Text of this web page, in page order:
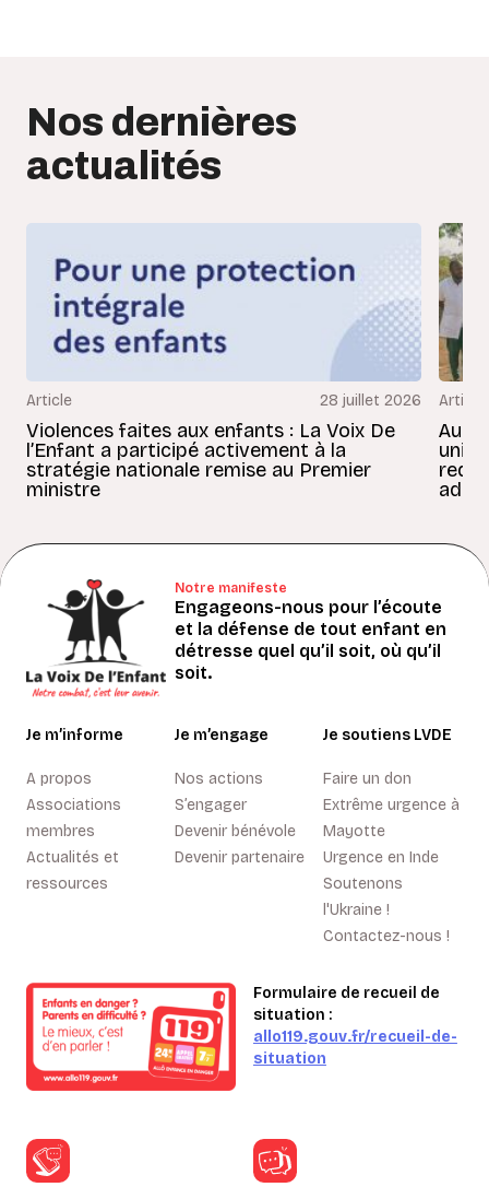
Nos dernières
actualités
Article 28 juillet 2026
Violences faites aux enfants : La Voix De
l’Enfant a participé activement à la
stratégie nationale remise au Premier
ministre
Article
Au
Notre manifeste
Engageons-nous pour l’écoute
et la défense de tout enfant en
détresse quel qu’il soit, où qu’il
soit.
Je m’informe
A propos
Associations
membres
Actualités et
ressources
Je m’engage
Nos actions
S’engager
Devenir bénévole
Devenir partenaire
Je soutiens LVDE
Faire un don
Extrême urgence à
Mayotte
Urgence en Inde
Soutenons
l'Ukraine !
Contactez-nous !
Formulaire de recueil de
situation :
allo119.gouv.fr/recueil-de-
situation